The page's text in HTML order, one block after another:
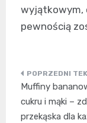
wyjątkowym,
pewnością
wpisu
Muffiny
cukru i mąki –
przekąska dla